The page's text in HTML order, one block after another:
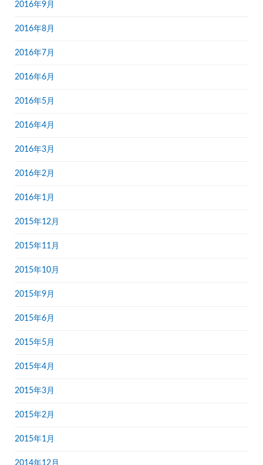
2016年9月
2016年8月
2016年7月
2016年6月
2016年5月
2016年4月
2016年3月
2016年2月
2016年1月
2015年12月
2015年11月
2015年10月
2015年9月
2015年6月
2015年5月
2015年4月
2015年3月
2015年2月
2015年1月
2014年12月